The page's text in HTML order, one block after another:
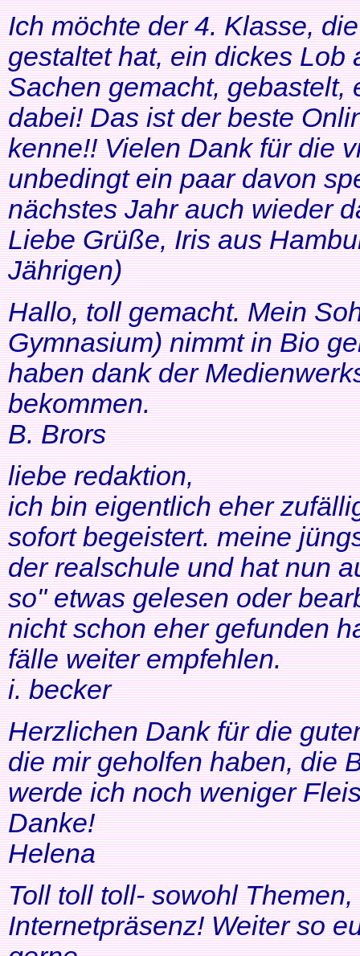
Ich möchte der 4. Klasse,
gestaltet hat, ein dickes Lob
Sachen gemacht, gebastelt,
dabei! Das ist der beste
kenne!! Vielen Dank für die
unbedingt ein paar davon
nächstes Jahr auch wieder
Liebe Grüße, Iris aus
Jährigen)
Hallo, toll gemacht. Mein
Gymnasium) nimmt in Bio
haben dank der
bekommen.
B. Brors
liebe redaktion,
ich bin eigentlich eher
sofort begeistert. meine
der realschule und hat nun
so" etwas gelesen oder
nicht schon eher gefunden
fälle weiter empfehlen.
i. becker
Herzlichen Dank für die
die mir geholfen haben, die
werde ich noch weniger
Danke!
Helena
Toll toll toll- sowohl
Internetpräsenz! Weiter so